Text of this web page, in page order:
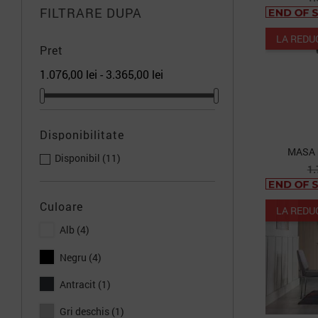
FILTRARE DUPA
Pret
1.076,00 lei - 3.365,00 lei
Disponibilitate
Disponibil (11)
Culoare
Alb (4)
Negru (4)
Antracit (1)
Gri deschis (1)
LA
MASA
LA